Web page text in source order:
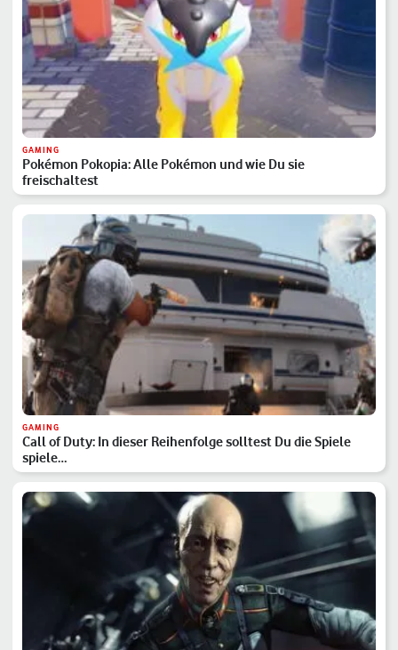
GAMING
Pokémon Pokopia: Alle Pokémon und wie Du sie
freischaltest
GAMING
Call of Duty: In dieser Reihenfolge solltest Du die Spiele
spiele…